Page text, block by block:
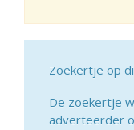
Zoekertje op
De zoekertje
adverteerder